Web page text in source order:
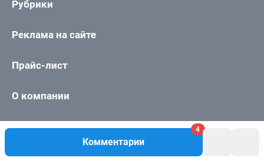
Комментарии
4
Рубрики
Реклама на сайте
Прайс-лист
О компании
Наши вакансии
Техподдержка